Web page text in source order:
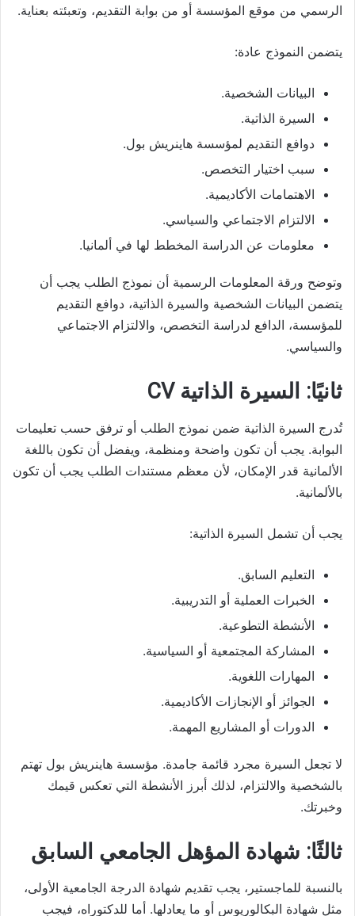
الرسمي من موقع المؤسسة أو من بوابة التقديم، وتعبئته بعناية.
يتضمن النموذج عادة:
البيانات الشخصية.
السيرة الذاتية.
دوافع التقديم لمؤسسة هاينريش بول.
سبب اختيار التخصص.
الاهتمامات الأكاديمية.
الالتزام الاجتماعي والسياسي.
معلومات عن الدراسة المخطط لها في ألمانيا.
وتوضح ورقة المعلومات الرسمية أن نموذج الطلب يجب أن
يتضمن البيانات الشخصية والسيرة الذاتية، دوافع التقديم
للمؤسسة، الدافع لدراسة التخصص، والالتزام الاجتماعي
والسياسي.
ثانيًا: السيرة الذاتية CV
تُدرج السيرة الذاتية ضمن نموذج الطلب أو ترفق حسب تعليمات
البوابة. يجب أن تكون واضحة ومنظمة، ويفضل أن تكون باللغة
الألمانية قدر الإمكان، لأن معظم مستندات الطلب يجب أن تكون
بالألمانية.
يجب أن تشمل السيرة الذاتية:
التعليم السابق.
الخبرات العملية أو التدريبية.
الأنشطة التطوعية.
المشاركة المجتمعية أو السياسية.
المهارات اللغوية.
الجوائز أو الإنجازات الأكاديمية.
الدورات أو المشاريع المهمة.
لا تجعل السيرة مجرد قائمة جامدة. مؤسسة هاينريش بول تهتم
بالشخصية والالتزام، لذلك أبرز الأنشطة التي تعكس قيمك
وخبرتك.
ثالثًا: شهادة المؤهل الجامعي السابق
بالنسبة للماجستير، يجب تقديم شهادة الدرجة الجامعية الأولى،
مثل شهادة البكالوريوس أو ما يعادلها. أما للدكتوراه، فيجب